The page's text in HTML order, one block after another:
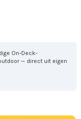
On-Deck-
— direct uit eigen